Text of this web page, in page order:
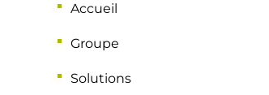
Accueil
Groupe
Solutions